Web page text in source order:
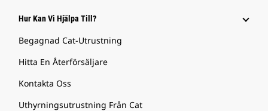
Hur Kan Vi Hjälpa Till?
Begagnad Cat-Utrustning
Hitta En Återförsäljare
Kontakta Oss
Uthyrningsutrustning Från Cat